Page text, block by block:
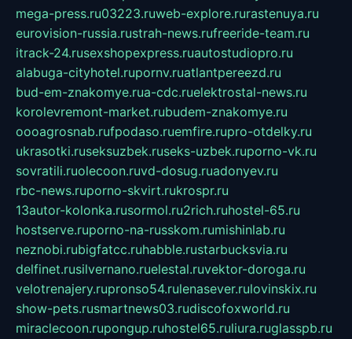
mega-press.ru03223.ruweb-explore.rurastenuya.ru
eurovision-russia.rustrah-news.rufreeride-team.ru
itrack-24.rusexshopexpress.ruautostudiopro.ru
alabuga-cityhotel.rupornv.ruatlantpereezd.ru
bud-em-znakomye.rua-cdc.ruelektrostal-news.ru
korolevremont-market.rubudem-znakomye.ru
oooagrosnab.rufpodaso.ruemfire.rupro-otdelky.ru
ukrasotki.ruseksuzbek.ruseks-uzbek.ruporno-vk.ru
sovratili.ruolecoon.ruvd-dosug.ruadonyev.ru
rbc-news.ruporno-skvirt.rukrospr.ru
13autor-kolonka.rusormol.ru2rich.ruhostel-65.ru
hostserve.ruporno-na-russkom.rumishinlab.ru
neznobi.rubigfatcc.ruhabble.rustarbucksvia.ru
delfinet.rusilvernano.ruelestal.ruvektor-doroga.ru
velotrenajery.rupronso54.rulenasever.rulovinskix.ru
show-pets.rusmartnews03.rudiscofoxworld.ru
miraclecoon.rupongup.ruhostel65.ruliura.ruglasspb.ru